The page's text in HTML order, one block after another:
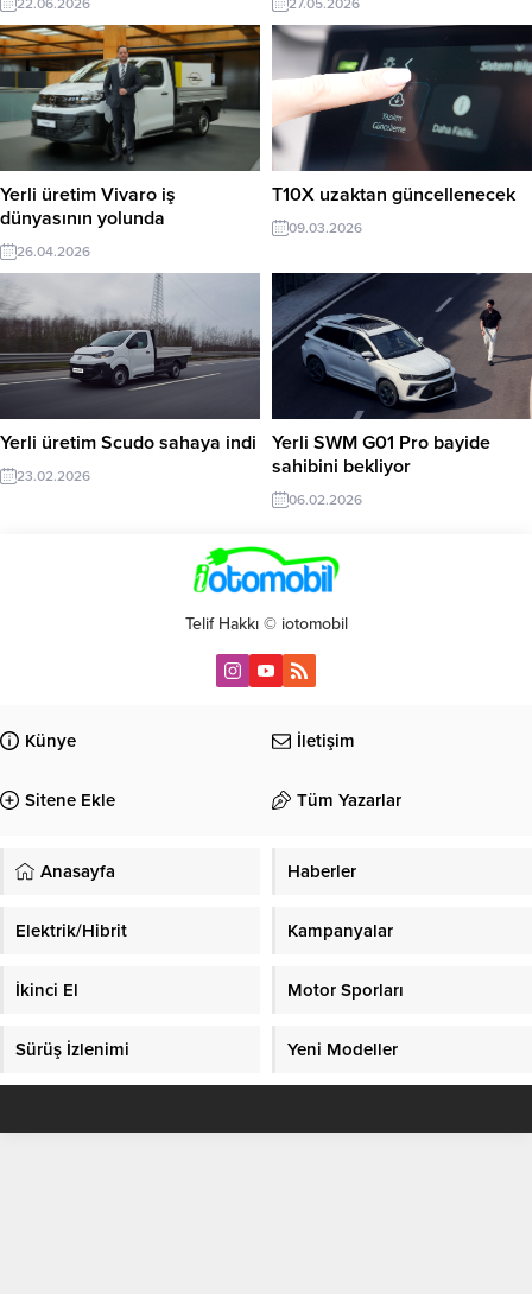
22.06.2026 27.05.2026
Yerli üretim Vivaro iş
dünyasının yolunda
26.04.2026
T10X uzaktan güncellenecek
09.03.2026
Yerli üretim Scudo sahaya indi
23.02.2026
Yerli SWM G01 Pro bayide
sahibini bekliyor
06.02.2026
Telif Hakkı © iotomobil
Künye İletişim
Sitene Ekle Tüm Yazarlar
Anasayfa Haberler
Elektrik/Hibrit Kampanyalar
İkinci El Motor Sporları
Sürüş İzlenimi Yeni Modeller